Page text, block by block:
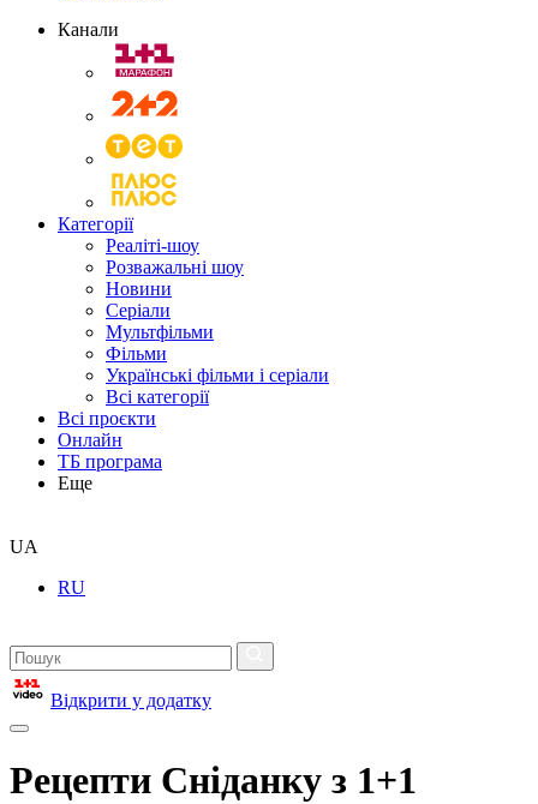
Канали
Категорії
Реаліті-шоу
Розважальні шоу
Новини
Серіали
Мультфільми
Фільми
Українські фільми і серіали
Всі категорії
Всі проєкти
Онлайн
ТБ програма
Еще
UA
RU
Відкрити у додатку
Рецепти Сніданку з 1+1